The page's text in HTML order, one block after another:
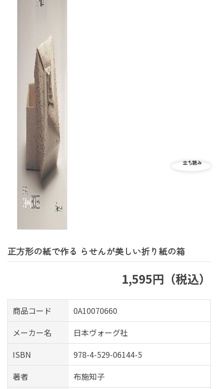
正方形の紙で作る らせんが美しい折り紙の箱
1,595円（税込）
商品コード
0A10070660
メーカー名
日本ヴォーグ社
ISBN
978-4-529-06144-5
著者
布施知子